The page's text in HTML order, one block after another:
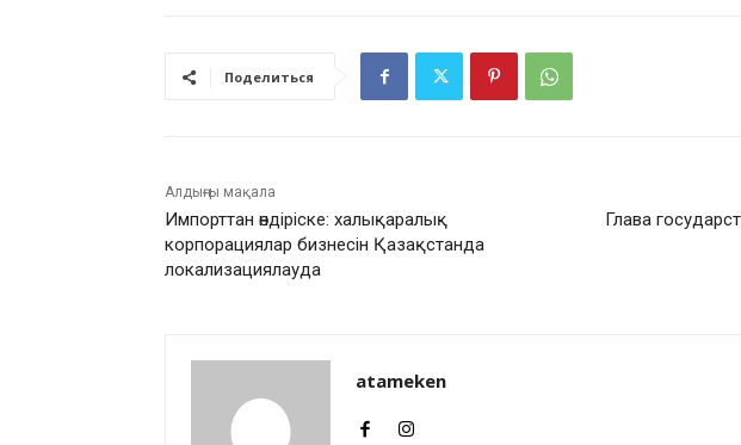
Поделиться
Алдыңғы мақала
Импорттан өндіріске: халықаралық
корпорациялар бизнесін Қазақстанда
локализациялауда
Глава
atameken